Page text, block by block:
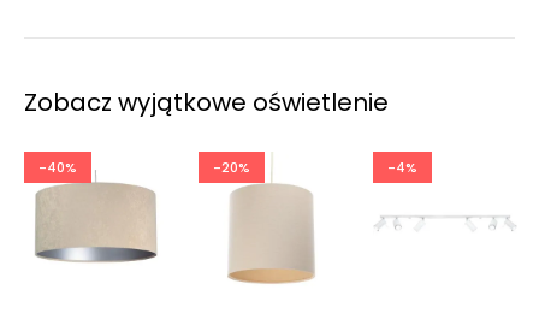
Zobacz wyjątkowe oświetlenie
-40% -20% -4%